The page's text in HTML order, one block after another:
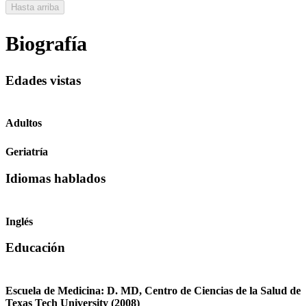
Hasta arriba
Biografía
Edades vistas
Adultos
Geriatría
Idiomas hablados
Inglés
Educación
Escuela de Medicina: D. MD, Centro de Ciencias de la Salud de
Texas Tech University (2008)